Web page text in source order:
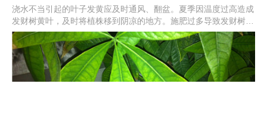
浇水不当引起的叶子发黄应及时通风、翻盆。夏季因温度过高造成
发财树黄叶，及时将植株移到阴凉的地方。施肥过多导致发财树根
部腐烂，将植株脱盆，清理腐烂的部分，换上新土，重新栽种。